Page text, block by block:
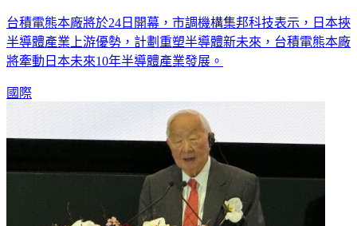
台積電熊本廠將於24日開幕，市調機構集邦科技表示，日本挾
半導體產業上游優勢，計劃重塑半導體新未來，台積電熊本廠
將牽動日本未來10年半導體產業發展。
國際